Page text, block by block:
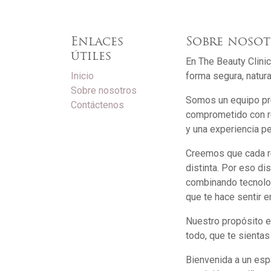
Enlaces
útiles
Inicio
Sobre nosotros
Contáctenos
Sobre
En The Beauty
forma segura,
Somos un equipo
comprometido con
y una experiencia
Creemos que cada
distinta. Por eso
combinando
que te hace sentir
Nuestro propósito
todo, que te sientas
Bienvenida a un